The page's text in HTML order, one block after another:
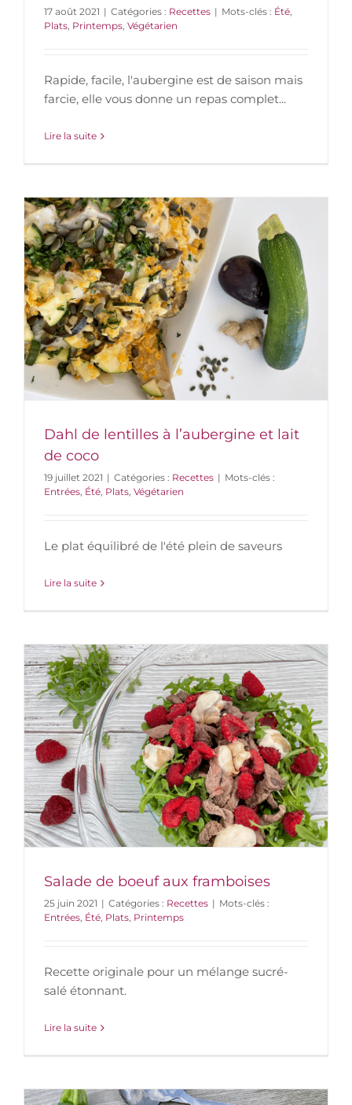
17 août 2021 | Catégories : Recettes | Mots-clés : Été,
Plats, Printemps, Végétarien
Rapide, facile, l'aubergine est de saison mais
farcie, elle vous donne un repas complet...
Lire la suite
Dahl de lentilles à l’aubergine et lait
de coco
19 juillet 2021 | Catégories : Recettes | Mots-clés :
Entrées, Été, Plats, Végétarien
Le plat équilibré de l'été plein de saveurs
Lire la suite
Salade de boeuf aux framboises
25 juin 2021 | Catégories : Recettes | Mots-clés :
Entrées, Été, Plats, Printemps
Recette originale pour un mélange sucré-
salé étonnant.
Lire la suite